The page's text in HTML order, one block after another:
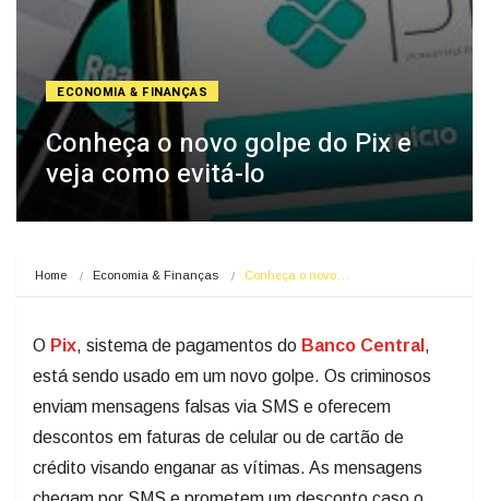
ECONOMIA & FINANÇAS
Conheça o novo golpe do Pix e
veja como evitá-lo
Home Economia & Finanças Conheça o novo…
O Pix, sistema de pagamentos do Banco Central ,
está sendo usado em um novo golpe. Os criminosos
enviam mensagens falsas via SMS e oferecem
descontos em faturas de celular ou de cartão de
crédito visando enganar as vítimas. As mensagens